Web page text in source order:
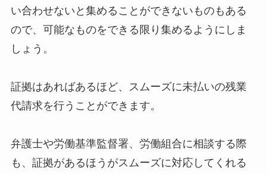
い合わせないと集めることができないものもある
ので、可能なものをできる限り集めるようにしま
しょう。
証拠はあればあるほど、スムーズに未払いの残業
代請求を行うことができます。
弁護士や労働基準監督署、労働組合に相談する際
も、証拠があるほうがスムーズに対応してくれる